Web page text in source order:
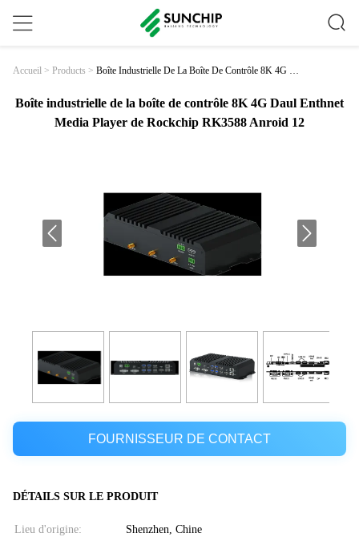
Accueil > Products > Boîte Industrielle De La Boîte De Contrôle 8K 4G Da
Boîte industrielle de la boîte de contrôle 8K 4G Daul Enthnet
Media Player de Rockchip RK3588 Anroid 12
FOURNISSEUR DE CONTACT
DÉTAILS SUR LE PRODUIT
Lieu d'origine: Shenzhen, Chine